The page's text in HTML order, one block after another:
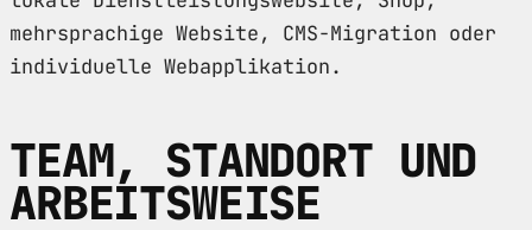
mehrsprachige Website, CMS-Migration oder
individuelle Webapplikation.
TEAM, STANDORT UND
ARBEITSWEISE